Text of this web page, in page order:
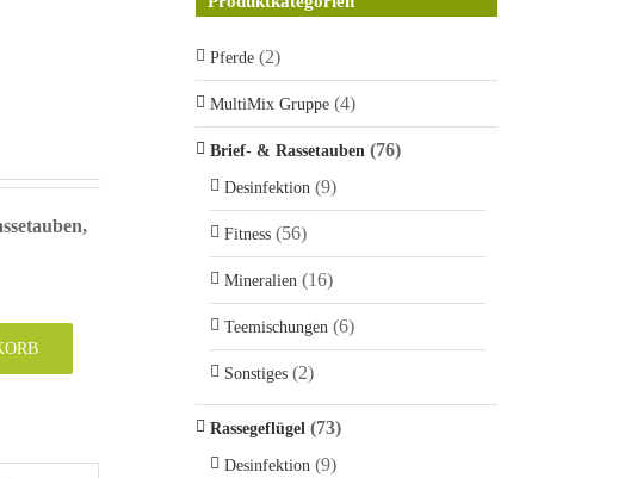
Pferde (2)
MultiMix Gruppe (4)
Brief- & Rassetauben (76)
Desinfektion (9)
Fitness (56)
Mineralien (16)
Teemischungen (6)
Sonstiges (2)
Rassegeflügel (73)
Desinfektion (9)